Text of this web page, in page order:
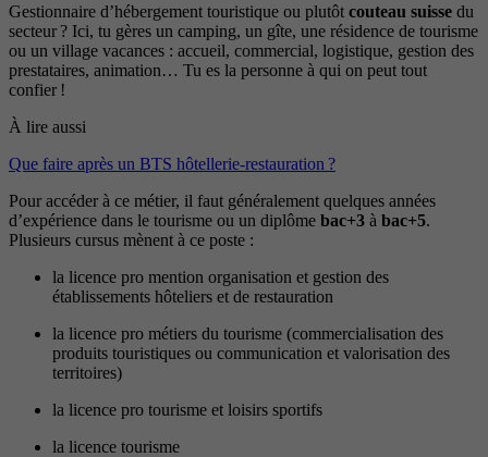
Gestionnaire d’hébergement touristique ou plutôt couteau suisse du
secteur ? Ici, tu gères un camping, un gîte, une résidence de tourisme
ou un village vacances : accueil, commercial, logistique, gestion des
prestataires, animation… Tu es la personne à qui on peut tout
confier !
À lire aussi
Que faire après un BTS hôtellerie-restauration ?
Pour accéder à ce métier, il faut généralement quelques années
d’expérience dans le tourisme ou un diplôme bac+3 à bac+5.
Plusieurs cursus mènent à ce poste :
la licence pro mention organisation et gestion des
établissements hôteliers et de restauration
la licence pro métiers du tourisme (commercialisation des
produits touristiques ou communication et valorisation des
territoires)
la licence pro tourisme et loisirs sportifs
la licence tourisme